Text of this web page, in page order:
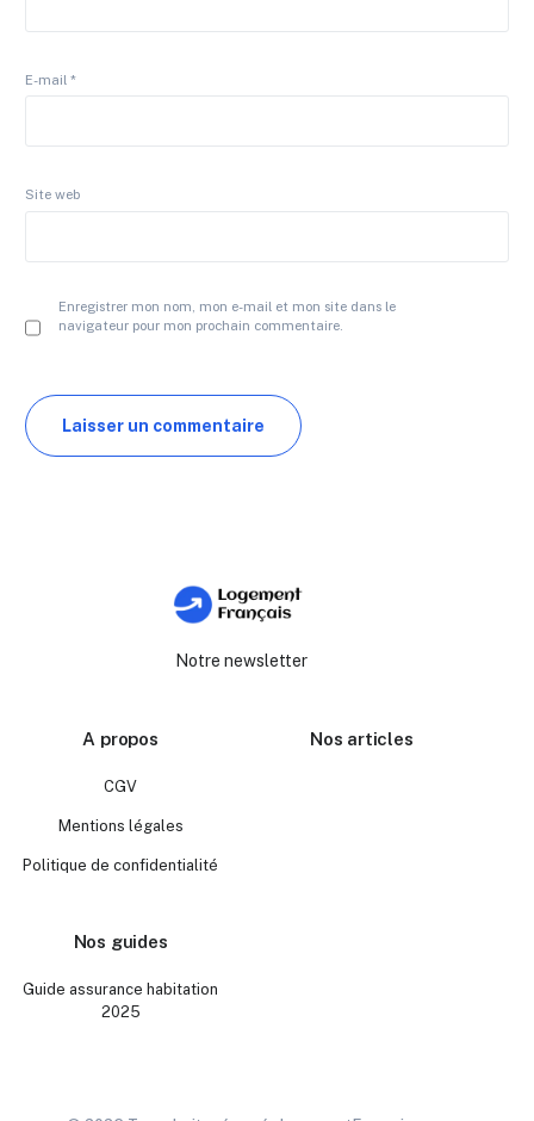
E-mail*
Site web
Enregistrer mon nom, mon e-mail et mon site dans le
navigateur pour mon prochain commentaire.
Notre newsletter
A propos
CGV
Mentions légales
Politique de confidentialité
Nos articles
Nos guides
Guide assurance habitation
2025